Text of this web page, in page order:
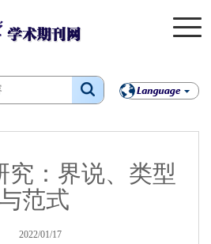
究：界说、类型
范式
2022/01/17